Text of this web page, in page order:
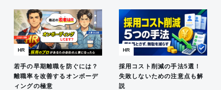
HR
若手の早期離職を防ぐには？
離職率を改善するオンボーデ
ィングの極意
HR
採用コスト削減の手法5選！
失敗しないための注意点も解
説